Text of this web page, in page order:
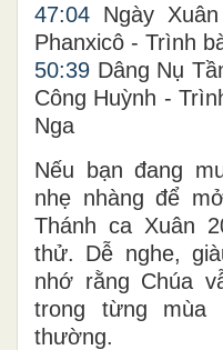
47:04 Ngày
Phanxicô - Trình
50:39 Dâng Nụ
Công Huỳnh -
Nga
Nếu bạn đang
nhẹ nhàng để
Thánh ca Xuân
thử. Dễ nghe,
nhớ rằng Chúa
trong từng mùa
thường.